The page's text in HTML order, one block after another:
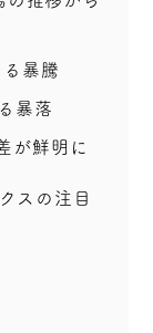
暴騰
暴落
が鮮明に
スの注目